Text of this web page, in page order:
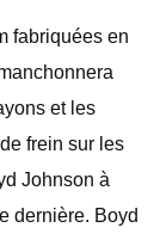
fabriquées en
et les
frein sur les
Johnson à
dernière. Boyd